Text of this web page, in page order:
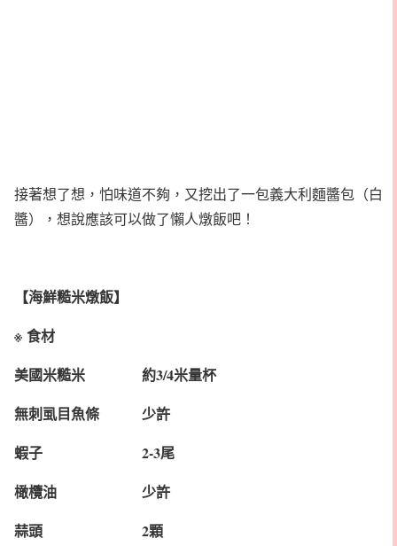
接著想了想，怕味道不夠，又挖出了一包義大利麵醬包（白
醬），想說應該可以做了懶人燉飯吧！
【海鮮糙米燉飯】
※ 食材
美國米糙米 約3/4米量杯
無刺虱目魚條 少許
蝦子 2-3尾
橄欖油 少許
蒜頭 2顆